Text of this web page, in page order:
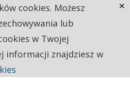
cookies. Możesz
lub
w Twojej
informacji znajdziesz w
×